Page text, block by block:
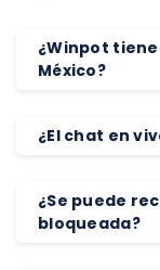
¿Winpot
México?
¿El chat en
¿Se puede
bloqueada?